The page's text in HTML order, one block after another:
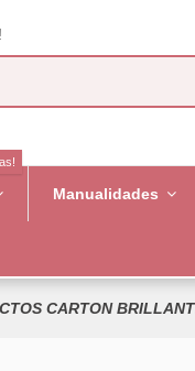
Manualidades
CARTON